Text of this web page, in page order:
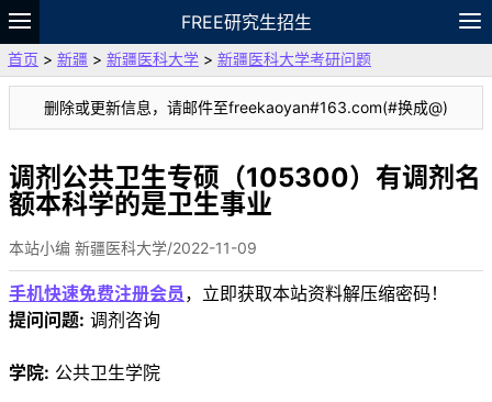
FREE研究生招生
题库
故事 专题 APP 笔记
论坛
VIP
资料
首页 > 新疆 > 新疆医科大学 > 新疆医科大学考研问题
删除或更新信息，请邮件至freekaoyan#163.com(#换成@)
调剂公共卫生专硕（105300）有调剂名
额本科学的是卫生事业
本站小编 新疆医科大学/2022-11-09
手机快速免费注册会员 ，立即获取本站资料解压缩密码！
提问问题: 调剂咨询
学院: 公共卫生学院